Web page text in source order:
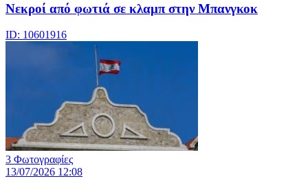
Νεκροί από φωτιά σε κλαμπ στην Μπανγκοκ
ID: 10601916
3 Φωτογραφίες
13/07/2026 12:08